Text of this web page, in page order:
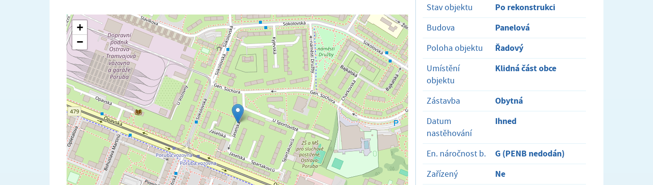
+
−
Stav objektu Po rekonstrukci
Budova Panelová
Poloha objektu Řadový
Umístění
objektu
Klidná část obce
Zástavba Obytná
Datum
nastěhování
Ihned
En. náročnost b. G (PENB nedodán)
Zařízený Ne